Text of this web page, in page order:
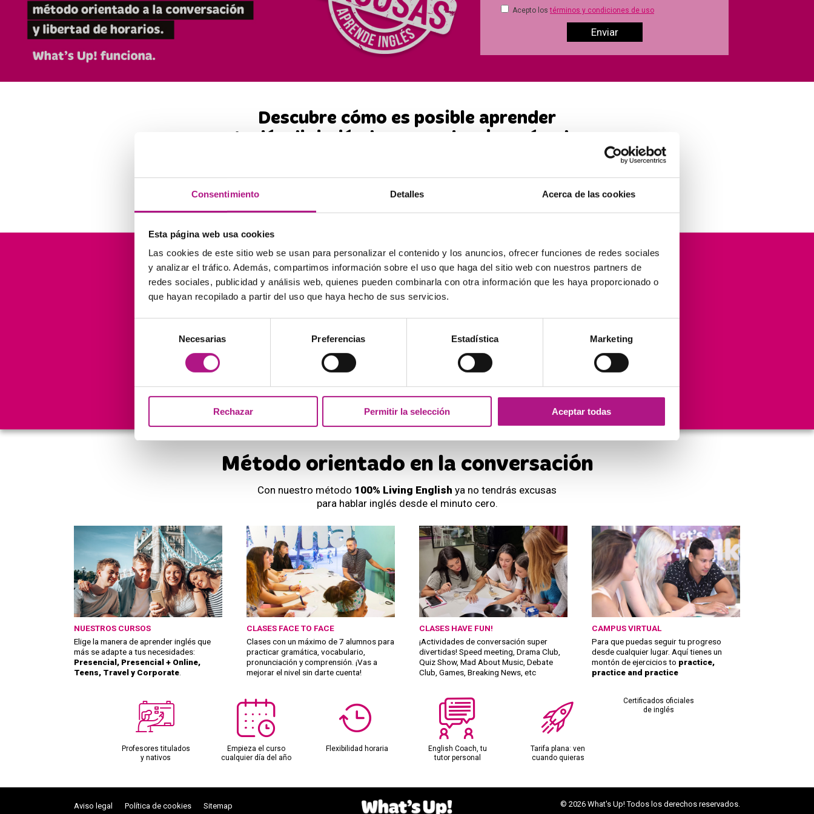
Consentimiento Detalles Acerca de las cookies
Esta página web usa cookies
Las cookies de este sitio web se usan para personalizar el contenido y los anuncios, ofrecer funciones de redes sociales
y analizar el tráfico. Además, compartimos información sobre el uso que haga del sitio web con nuestros partners de
redes sociales, publicidad y análisis web, quienes pueden combinarla con otra información que les haya proporcionado o
que hayan recopilado a partir del uso que haya hecho de sus servicios.
consentimiento
Necesarias Preferencias Estadística Marketing
Rechazar Permitir la selección Aceptar todas
Acepto lostérminos y condiciones de uso
Descubre cómo es posible aprender
la matrícula gratuita y dcto. Especial.
(Plazas limitadas y no acumulable)
Líder en enseñanza de inglés de forma
presencial y online en España
150.000
Cursos
Academias en
What's Up!
En valoración
* Desde Enero 2020
12.000.000
Visitas anuales
Método orientado en la conversación
Con nuestro método 100% Living English ya no tendrás excusas
para hablar inglés desde el minuto cero.
NUESTROS CURSOS
Elige la manera de aprender inglés que
más se adapte a tus necesidades:
Presencial, Presencial + Online,
Teens, Travel y Corporate.
CLASES FACE TO FACE
Clases con un máximo de 7 alumnos para
practicar gramática, vocabulario,
pronunciación y comprensión. ¡Vas a
mejorar el nivel sin darte cuenta!
CLASES HAVE FUN!
¡Actividades de conversación super
divertidas! Speed meeting, Drama Club,
Quiz Show, Mad About Music, Debate
Club, Games, Breaking News, etc
CAMPUS VIRTUAL
Para que puedas seguir tu progreso
desde cualquier lugar. Aquí tienes un
montón de ejercicios to practice,
practice and practice
Profesores titulados
y nativos
Empieza el curso
cualquier día del año
Flexibilidad horaria
English Coach, tu
tutor personal
Tarifa plana: ven
cuando quieras
Certificados oficiales
de inglés
Aviso legal Política de cookies Sitemap © 2026 What's Up! Todos los derechos reservados.